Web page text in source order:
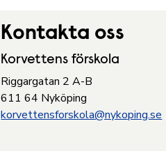
Kontakta oss
Korvettens förskola
Riggargatan 2 A-B
611 64 Nyköping
korvettensforskola@nykoping.se